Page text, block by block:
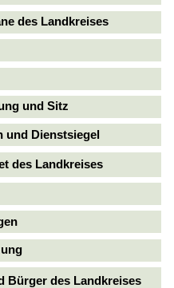
des Landkreises
und Sitz
und Dienstsiegel
des Landkreises
Bürger des Landkreises